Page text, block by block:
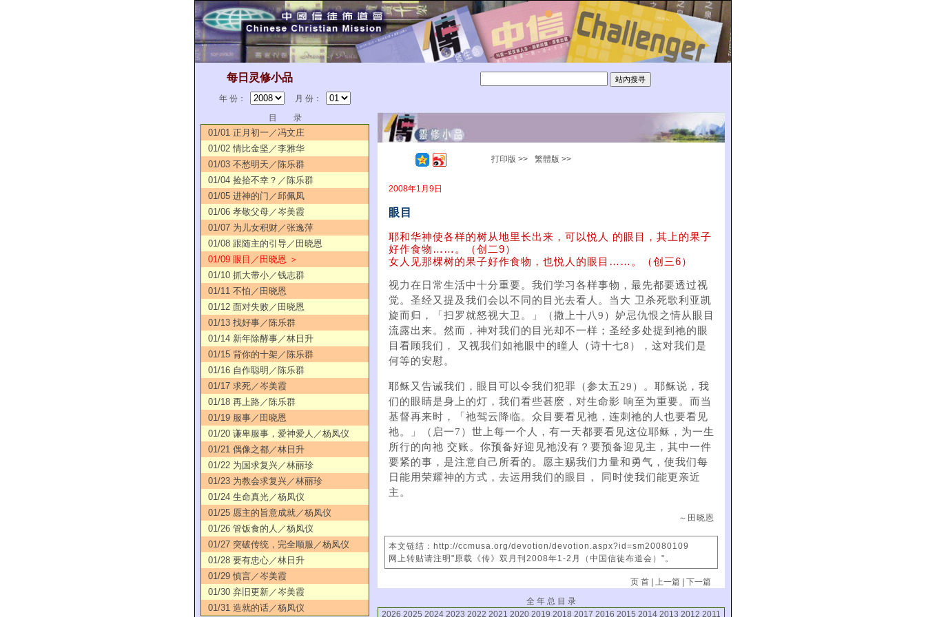
每日灵修小品
年 份：
月 份：
目 录
01/01 正月初一／冯文庄
01/02 情比金坚／李雅华
01/03 不愁明天／陈乐群
01/04 捡拾不幸？／陈乐群
01/05 进神的门／邱佩凤
01/06 孝敬父母／岑美霞
01/07 为儿女积财／张逸萍
01/08 跟随主的引导／田晓恩
01/09 眼目／田晓恩 ＞
01/10 抓大带小／钱志群
01/11 不怕／田晓恩
01/12 面对失败／田晓恩
01/13 找好事／陈乐群
01/14 新年除酵事／林日升
01/15 背你的十架／陈乐群
01/16 自作聪明／陈乐群
01/17 求死／岑美霞
01/18 再上路／陈乐群
01/19 服事／田晓恩
01/20 谦卑服事，爱神爱人／杨凤仪
01/21 偶像之都／林日升
01/22 为国求复兴／林丽珍
01/23 为教会求复兴／林丽珍
01/24 生命真光／杨凤仪
01/25 愿主的旨意成就／杨凤仪
01/26 管饭食的人／杨凤仪
01/27 突破传统，完全顺服／杨凤仪
01/28 要有忠心／林日升
01/29 慎言／岑美霞
01/30 弃旧更新／岑美霞
01/31 造就的话／杨凤仪
打印版 >> 繁體版 >>
2008年1月9日
眼目
耶和华神使各样的树从地里长出来，可以悦人 的眼目，其上的果子
好作食物……。（创二9）
女人见那棵树的果子好作食物，也悦人的眼目……。（创三6）
视力在日常生活中十分重要。我们学习各样事物，最先都要透过视
觉。圣经又提及我们会以不同的目光去看人。当大 卫杀死歌利亚凯
旋而归，「扫罗就怒视大卫。」（撒上十八9）妒忌仇恨之情从眼目
流露出来。然而，神对我们的目光却不一样；圣经多处提到祂的眼
目看顾我们， 又视我们如祂眼中的瞳人（诗十七8），这对我们是
何等的安慰。
耶稣又告诫我们，眼目可以令我们犯罪（参太五29）。耶稣说，我
们的眼睛是身上的灯，我们看些甚麽，对生命影 响至为重要。而当
基督再来时，「祂驾云降临。众目要看见祂，连刺祂的人也要看见
祂。」（启一7）世上每一个人，有一天都要看见这位耶稣，为一生
所行的向祂 交账。你预备好迎见祂没有？要预备迎见主，其中一件
要紧的事，是注意自己所看的。愿主赐我们力量和勇气，使我们每
日能用荣耀神的方式，去运用我们的眼目， 同时使我们能更亲近
主。
～田晓恩
本文链结：http://ccmusa.org/devotion/devotion.aspx?id=sm20080109
网上转贴请注明"原载《传》双月刊2008年1-2月（中国信徒布道会）"。
页 首 | 上一篇 |下一篇
全 年 总 目 录
2026 2025 2024 2023 2022 2021 2020 2019 2018 2017 2016 2015 2014 2013 2012 2011